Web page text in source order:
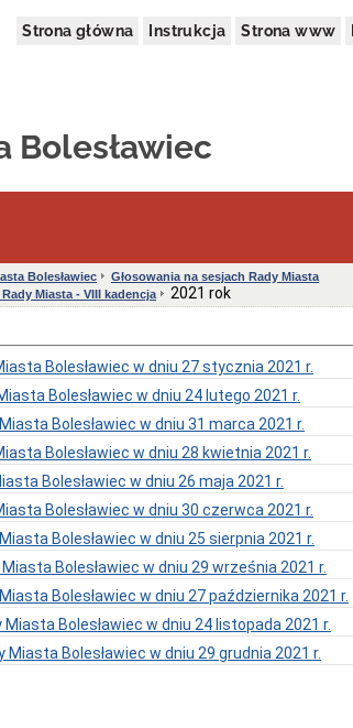
Strona główna Instrukcja Strona www
Bolesławiec
Bolesławiec
Głosowania na sesjach Rady Miasta
Miasta - VIII kadencja
2021 rok
Bolesławiec w dniu 27 stycznia 2021 r.
Bolesławiec w dniu 24 lutego 2021 r.
Bolesławiec w dniu 31 marca 2021 r.
Bolesławiec w dniu 28 kwietnia 2021 r.
Bolesławiec w dniu 26 maja 2021 r.
Bolesławiec w dniu 30 czerwca 2021 r.
Bolesławiec w dniu 25 sierpnia 2021 r.
Bolesławiec w dniu 29 września 2021 r.
Bolesławiec w dniu 27 października 2021 r.
Miasta Bolesławiec w dniu 24 listopada 2021 r.
Miasta Bolesławiec w dniu 29 grudnia 2021 r.